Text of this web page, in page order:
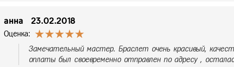
анна 23.02.2018
Оценка:
Замечательный мастер. Браслет очень красивый,
оплаты был своевременно отправлен по адресу ,